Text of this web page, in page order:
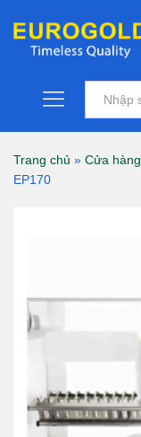
Trang chủ » Cửa hàng
EP170